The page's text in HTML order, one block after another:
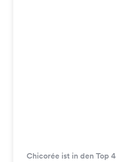
Chicorée ist in den Top 4